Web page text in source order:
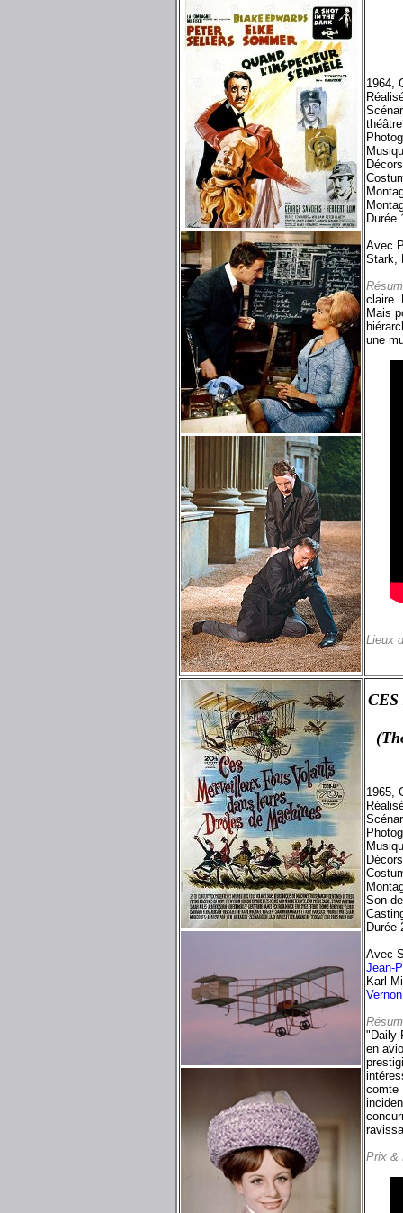
1964,
Durée
Avec
Stark,
claire.
Mais
une
Lieux
1965,
Son
Durée
Avec
Jean-
Karl
"Daily
en
comte
Prix &